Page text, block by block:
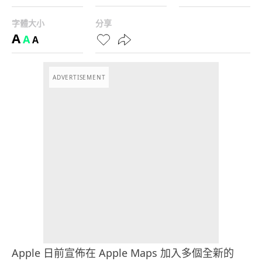
字體大小
AAA
分享
ADVERTISEMENT
Apple 日前宣佈在 Apple Maps 加入多個全新的